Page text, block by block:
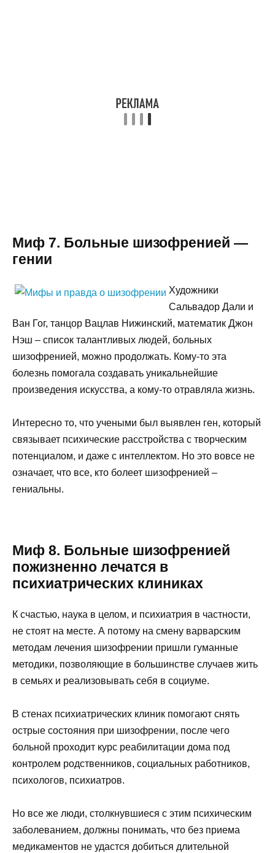
Миф 7. Больные шизофренией —
гении
Художники
Сальвадор Дали и
Ван Гог, танцор Вацлав Нижинский, математик Джон
Нэш – список талантливых людей, больных
шизофренией, можно продолжать. Кому-то эта
болезнь помогала создавать уникальнейшие
произведения искусства, а кому-то отравляла жизнь.
Интересно то, что учеными был выявлен ген, который
связывает психические расстройства с творческим
потенциалом, и даже с интеллектом. Но это вовсе не
означает, что все, кто болеет шизофренией –
гениальны.
Миф 8. Больные шизофренией
пожизненно лечатся в
психиатрических клиниках
К счастью, наука в целом, и психиатрия в частности,
не стоят на месте. А потому на смену варварским
методам лечения шизофрении пришли гуманные
методики, позволяющие в большинстве случаев жить
в семьях и реализовывать себя в социуме.
В стенах психиатрических клиник помогают снять
острые состояния при шизофрении, после чего
больной проходит курс реабилитации дома под
контролем родственников, социальных работников,
психологов, психиатров.
Но все же люди, столкнувшиеся с этим психическим
заболеванием, должны понимать, что без приема
медикаментов не удастся добиться длительной